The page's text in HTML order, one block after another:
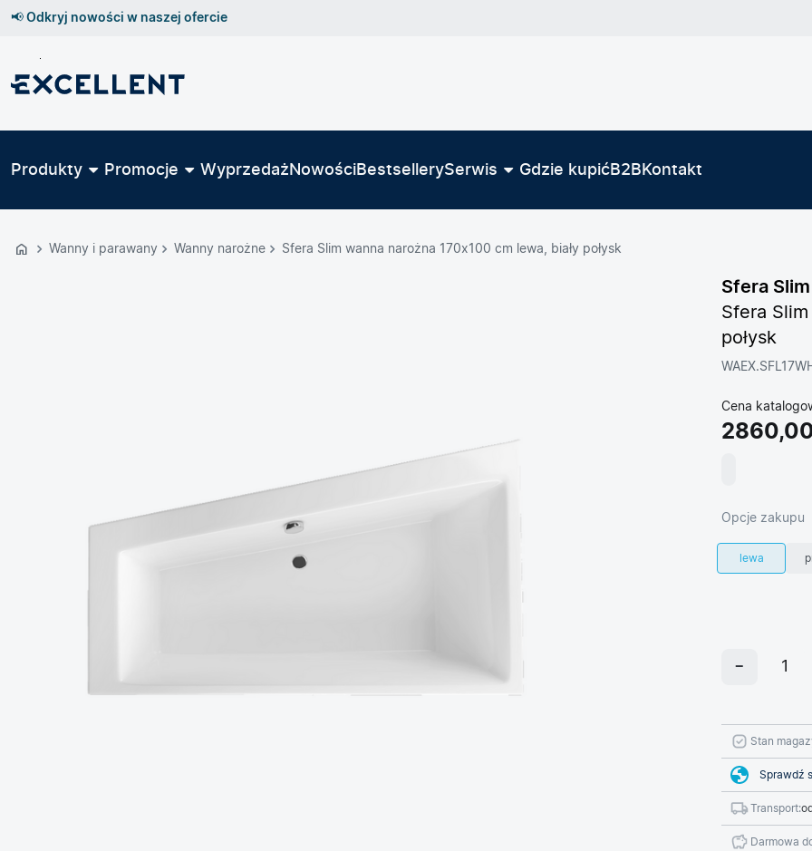
Przejdź
GŁÓWNEJ
📢 Odkryj nowości w naszej ofercie
Produkty Promocje Wyprzedaż NowościBestsellerySerwis Gdzie kupićB2B Kontakt
Wanny i parawany Wanny narożne Sfera Slim wanna narożna 170x100 cm lewa, biały połysk
Sfera Slim
Sfera
połysk
Cena
Opcje zakupu
lewa
Stan
Sprawdź
Transport:
Darmowa